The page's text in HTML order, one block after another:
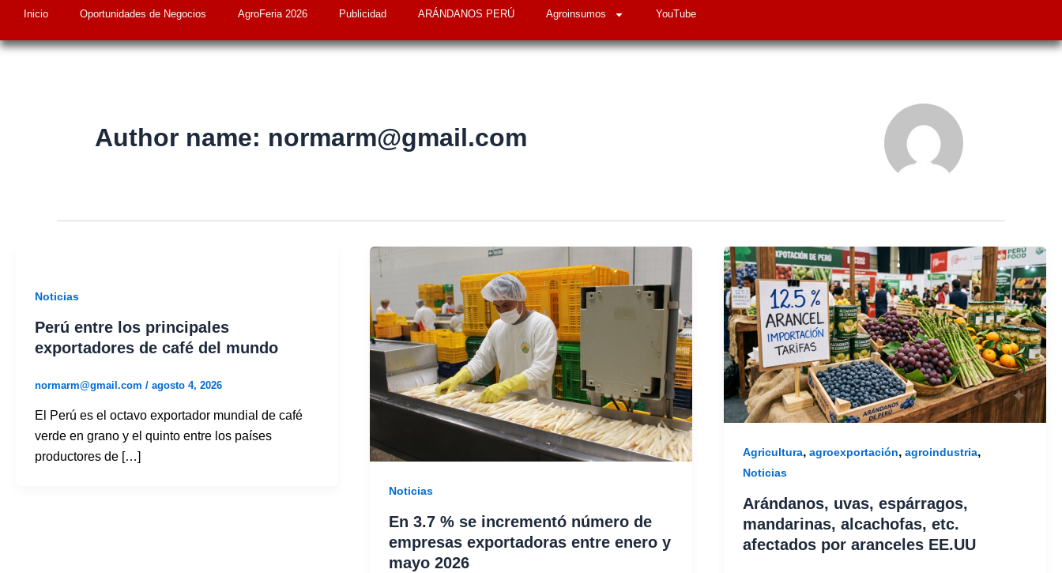
Inicio Oportunidades de Negocios AgroFeria 2026 Publicidad ARÁNDANOS PERÚ Agroinsumos YouTube
Author name: normarm@gmail.com
Noticias
Perú entre los principales
exportadores de café del mundo
normarm@gmail.com / agosto 4, 2026
El Perú es el octavo exportador mundial de café
verde en grano y el quinto entre los países
productores de […]
Noticias
En 3.7 % se incrementó número de
empresas exportadoras entre enero y
mayo 2026
Agricultura, agroexportación, agroindustria,
Noticias
Arándanos, uvas, espárragos,
mandarinas, alcachofas, etc.
afectados por aranceles EE.UU